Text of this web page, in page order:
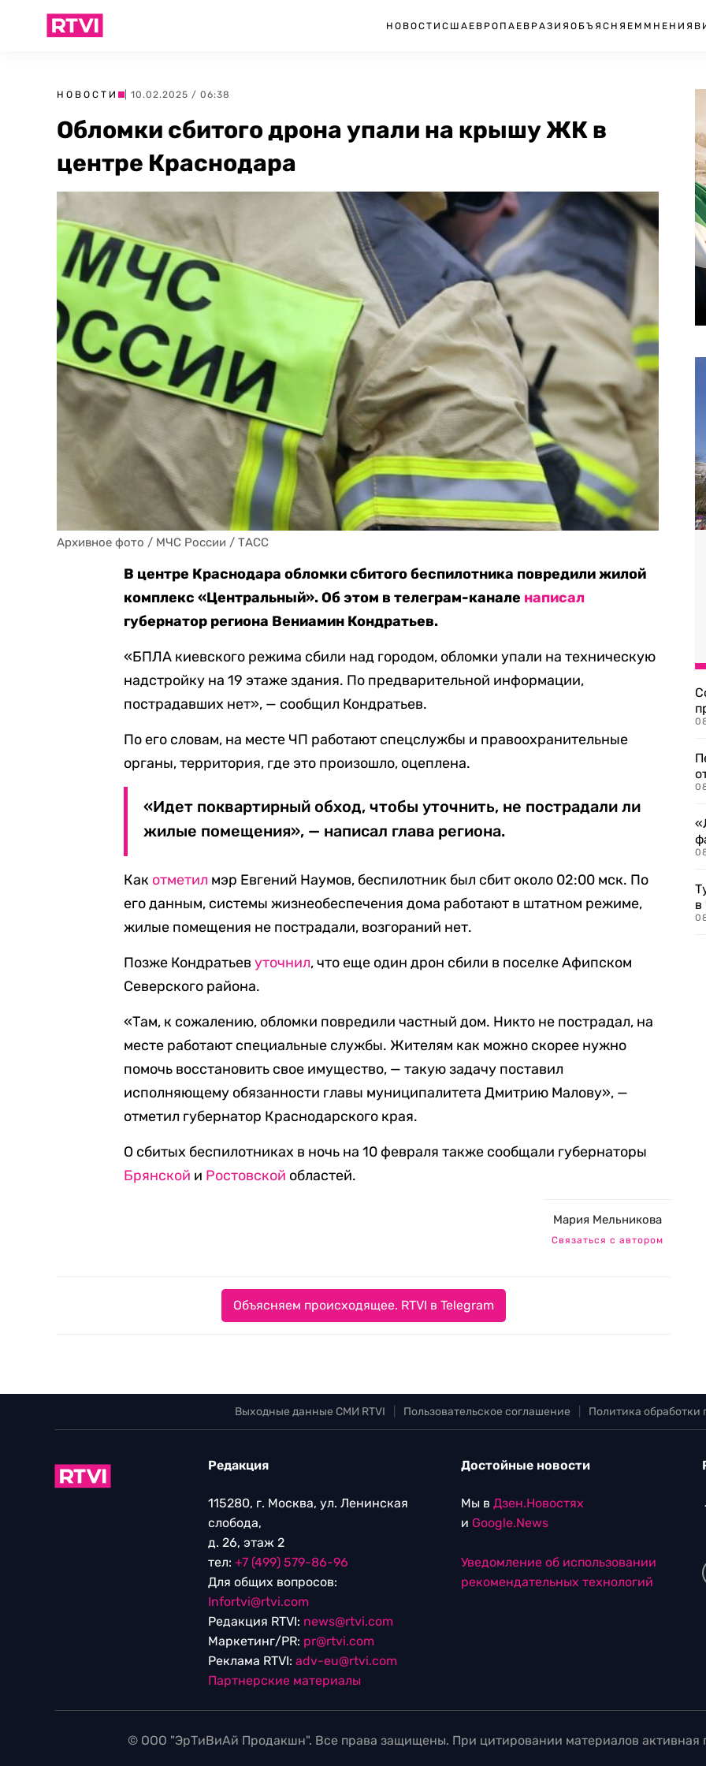
НОВОСТИ США ЕВРОПА ЕВРАЗИЯ ОБЪЯСНЯЕМ МНЕНИЯ
НОВОСТИ | 10.02.2025 / 06:38
Обломки сбитого дрона упали на крышу ЖК в
центре Краснодара
Архивное фото / МЧС России / ТАСС
В центре Краснодара обломки сбитого беспилотника повредили жилой
комплекс «Центральный». Об этом в телеграм-канале написал
губернатор региона Вениамин Кондратьев.
«БПЛА киевского режима сбили над городом, обломки упали на техническую
надстройку на 19 этаже здания. По предварительной информации,
пострадавших нет», — сообщил Кондратьев.
По его словам, на месте ЧП работают спецслужбы и правоохранительные
органы, территория, где это произошло, оцеплена.
«Идет поквартирный обход, чтобы уточнить, не пострадали ли
жилые помещения», — написал глава региона.
Как отметил мэр Евгений Наумов, беспилотник был сбит около 02:00 мск. По
его данным, системы жизнеобеспечения дома работают в штатном режиме,
жилые помещения не пострадали, возгораний нет.
Позже Кондратьевуточнил, что еще один дрон сбили в поселке Афипском
Северского района.
«Там, к сожалению, обломки повредили частный дом. Никто не пострадал, на
месте работают специальные службы. Жителям как можно скорее нужно
помочь восстановить свое имущество, — такую задачу поставил
исполняющему обязанности главы муниципалитета Дмитрию Малову», —
отметил губернатор Краснодарского края.
О сбитых беспилотниках в ночь на 10 февраля также сообщали губернаторы
Брянской и Ростовской областей.
Мария Мельникова
Связаться с автором
Объясняем происходящее. RTVI в Telegram
в
Выходные данные СМИ RTVI Пользовательское соглашение Политика
Редакция
115280, г. Москва, ул. Ленинская
слобода,
д. 26, этаж 2
тел: +7 (499) 579-86-96
Для общих вопросов:
Infortvi@rtvi.com
Редакция RTVI: news@rtvi.com
Маркетинг/PR: pr@rtvi.com
Реклама RTVI: adv-eu@rtvi.com
Партнерские материалы
Достойные новости
Мы в Дзен.Новостях
и Google.News
Уведомление об использовании
рекомендательных технологий
© ООО "ЭрТиВиАй Продакшн". Все права защищены. При цитировании материалов активная